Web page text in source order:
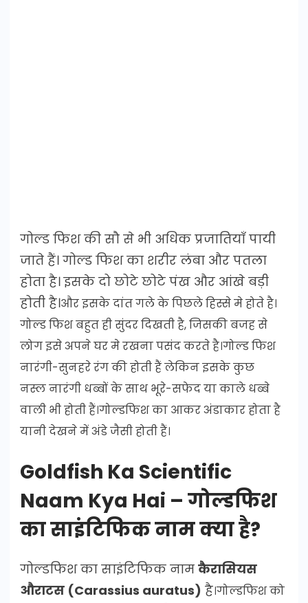
गोल्ड फिश की सौ से भी अधिक प्रजातियाँ पायी
जाते हैं। गोल्ड फिश का शरीर लंबा और पतला
होता है। इसके दो छोटे छोटे पंख और आंखे बड़ी
होती है।और इसके दांत गले के पिछले हिस्से मे होते है।
गोल्ड फिश बहुत ही सुंदर दिखती है, जिसकी बजह से
लोग इसे अपने घर मे रखना पसंद करते है।गोल्ड फिश
नारंगी-सुनहरे रंग की होती हैं लेकिन इसके कुछ
नस्लनारंगी धब्बों के साथ भूरे-सफेद याकाले धब्बे
वाली भी होती हैं।गोल्डफिश का आकर अंडाकार होता है
यानी देखने में अंडे जैसी होती हैं।
Goldfish Ka Scientific
Naam Kya Hai – गोल्डफिश
का साइंटिफिक नाम क्या है?
गोल्डफिश का साइंटिफिक नाम कैरासियस
औराटस (Carassius auratus) है।गोल्डफिश को